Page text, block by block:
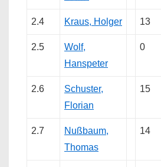
2.4 Kraus, Holger 13
2.5
Wolf,
Hanspeter
0
2.6
Schuster,
Florian
15
2.7
Nußbaum,
Thomas
14